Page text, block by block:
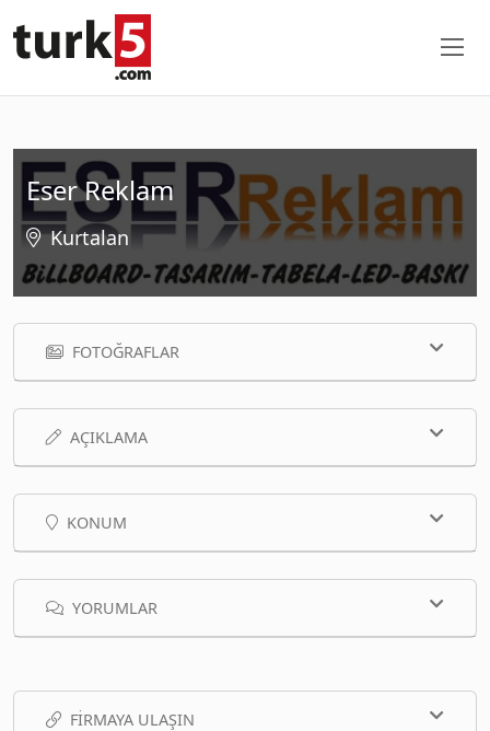
Eser Reklam
Kurtalan
FOTOĞRAFLAR
AÇIKLAMA
KONUM
YORUMLAR
FIRMAYA ULAŞIN